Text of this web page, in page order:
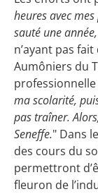
heures avec
sauté une
n’ayant pas
Aumôniers du
ma scolarité,
pas traîner.
Seneffe." Dans
des cours du
permettront
fleuron de